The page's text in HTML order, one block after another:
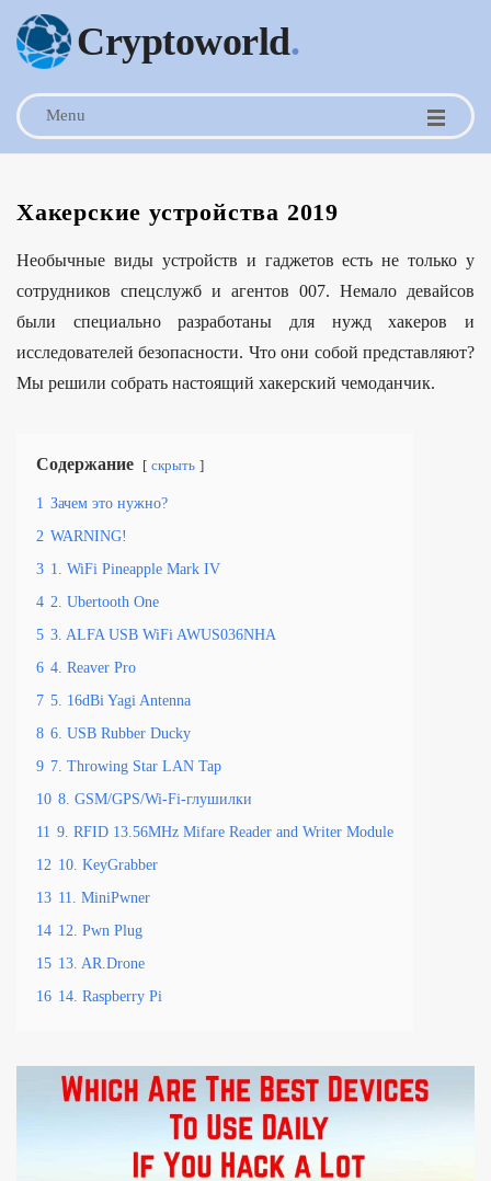
Cryptoworld.
Menu
Хакерские устройства 2019
Необычные виды устройств и гаджетов есть не только у
сотрудников спецслужб и агентов 007. Немало девайсов
были специально разработаны для нужд хакеров и
исследователей безопасности. Что они собой представляют?
Мы решили собрать настоящий хакерский чемоданчик.
Содержание скрыть
1 Зачем это нужно?
2 WARNING!
3 1. WiFi Pineapple Mark IV
4 2. Ubertooth One
5 3. ALFA USB WiFi AWUS036NHA
6 4. Reaver Pro
7 5. 16dBi Yagi Antenna
8 6. USB Rubber Ducky
9 7. Throwing Star LAN Tap
10 8. GSM/GPS/Wi-Fi-глушилки
11 9. RFID 13.56MHz Mifare Reader and Writer Module
12 10. KeyGrabber
13 11. MiniPwner
14 12. Pwn Plug
15 13. AR.Drone
16 14. Raspberry Pi